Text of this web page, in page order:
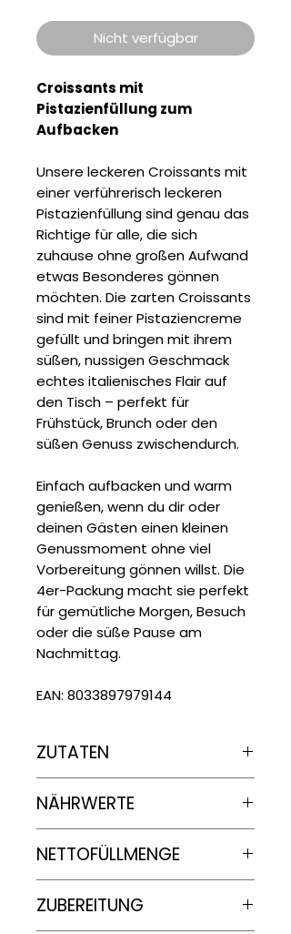
Nicht verfügbar
Croissants mit
Pistazienfüllung zum
Aufbacken
Unsere leckeren Croissants mit
einer verführerisch leckeren
Pistazienfüllung sind genau das
Richtige für alle, die sich
zuhause ohne großen Aufwand
etwas Besonderes gönnen
möchten. Die zarten Croissants
sind mit feiner Pistaziencreme
gefüllt und bringen mit ihrem
süßen, nussigen Geschmack
echtes italienisches Flair auf
den Tisch – perfekt für
Frühstück, Brunch oder den
süßen Genuss zwischendurch.
Einfach aufbacken und warm
genießen, wenn du dir oder
deinen Gästen einen kleinen
Genussmoment ohne viel
Vorbereitung gönnen willst. Die
4er-Packung macht sie perfekt
für gemütliche Morgen, Besuch
oder die süße Pause am
Nachmittag.
EAN: 8033897979144
ZUTATEN
pflanzliche Öle und Fette (Palmöl,
Sonnenblumenöl), Zucker, Hefe,
Kürbiskerne, Pistaziencreme,
Butter (Milch), Magermilchpulver,
Weizengluten, Ei, Salz,
Emulgatoren (Lecithine),
NÄHRWERTE
Nährwertangaben 100g
Energie
1608 kJ/ 385
NETTOFÜLLMENGE
ZUBEREITUNG